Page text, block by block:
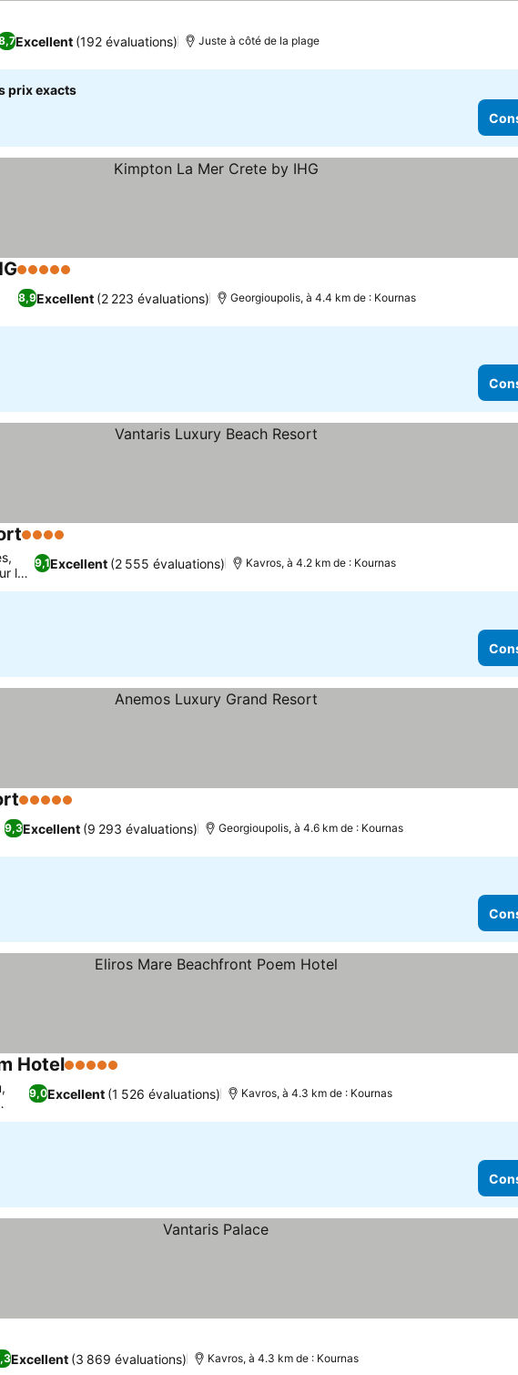
Excellent (192 évaluations) Juste à côté de la plage
prix exacts
5 Étoiles
8,9Excellent (2 223 évaluations) Georgioupolis, à 4.4 km de : Kournas
4 Étoiles
9,1Excellent (2 555 évaluations)
les
Kavros, à 4.2 km de : Kournas
5 Étoiles
9,3Excellent (9 293 évaluations) Georgioupolis, à 4.6 km de : Kournas
Hotel5 Étoiles
9,0Excellent (1 526 évaluations) Kavros, à 4.3 km de : Kournas
Excellent (3 869 évaluations) Kavros, à 4.3 km de : Kournas